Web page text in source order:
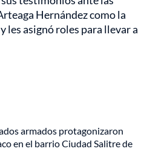
Hernández como la
les asignó roles para llevar a
armados protagonizaron
en el barrio Ciudad Salitre de